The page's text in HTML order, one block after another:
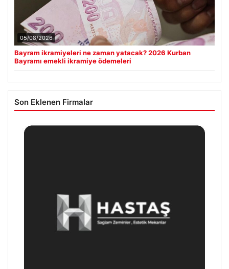
05/08/2026
Bayram ikramiyeleri ne zaman yatacak? 2026 Kurban
Bayramı emekli ikramiye ödemeleri
Son Eklenen Firmalar